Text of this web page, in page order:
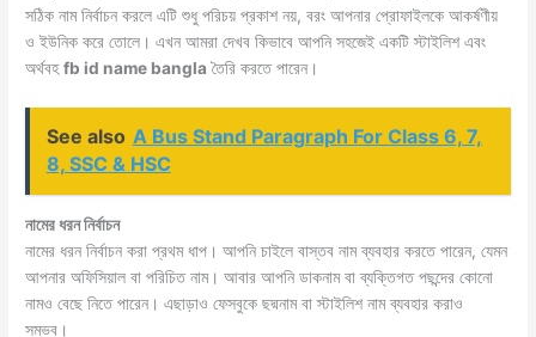
সঠিক নাম নির্বাচন করলে এটি শুধু পরিচয় প্রকাশ নয়, বরং আপনার প্রোফাইলকে আকর্ষণীয়
ও ইউনিক করে তোলে। এখন আমরা দেখব কিভাবে আপনি সহজেই একটি স্টাইলিশ এবং
অর্থবহfb id name bangla তৈরি করতে পারেন।
See also A Bus Stand Paragraph For Class 6, 7,
8, SSC & HSC
নামের ধরন নির্বাচন
নামের ধরন নির্বাচন করা প্রথম ধাপ। আপনি চাইলে বাস্তব নাম ব্যবহার করতে পারেন, যেমন
আপনার অফিসিয়াল বা পরিচিত নাম। আবার আপনি ডাকনাম বা ব্যক্তিগত পছন্দের কোনো
নামও বেছে নিতে পারেন। এছাড়াও ফেসবুকে ছদ্মনাম বা স্টাইলিশ নাম ব্যবহার করাও
সম্ভব।